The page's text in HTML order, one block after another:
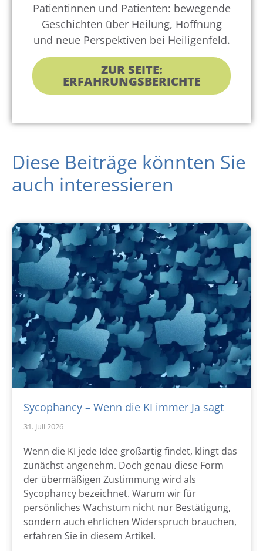
Patientinnen und Patienten: bewegende
Geschichten über Heilung, Hoffnung
und neue Perspektiven bei Heiligenfeld.
ZUR SEITE:
ERFAHRUNGSBERICHTE
Diese Beiträge könnten Sie
auch interessieren
Sycophancy – Wenn die KI immer Ja sagt
31. Juli 2026
Wenn die KI jede Idee großartig findet, klingt das
zunächst angenehm. Doch genau diese Form
der übermäßigen Zustimmung wird als
Sycophancy bezeichnet. Warum wir für
persönliches Wachstum nicht nur Bestätigung,
sondern auch ehrlichen Widerspruch brauchen,
erfahren Sie in diesem Artikel.